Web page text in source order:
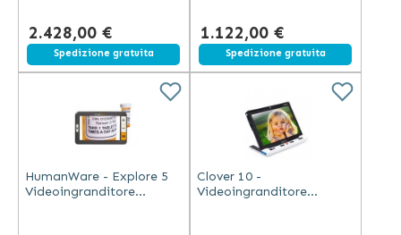
2.428,00 €
Spedizione gratuita
1.122,00 €
Spedizione gratuita
HumanWare - Explore 5
Videoingranditore
Clover 10 -
Videoingranditore